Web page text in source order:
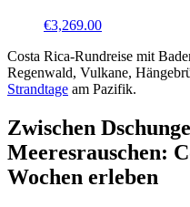
€3,269.00
Costa Rica-Rundreise mit
Regenwald, Vulkane,
Strandtage am Pazifik.
Zwischen
Meeresrauschen:
Wochen erleben